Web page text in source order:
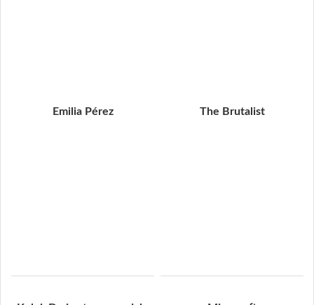
Emilia Pérez The Brutalist